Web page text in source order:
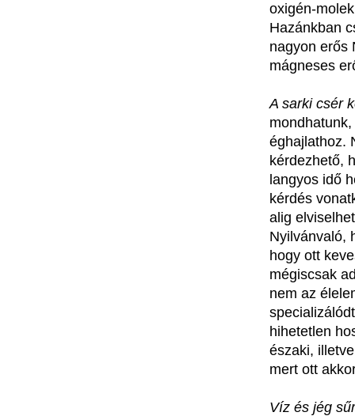
oxigén-
Hazánkban
nagyon erős
mágneses
A sarki csér
mondhatunk,
éghajlathoz.
kérdezhető,
langyos idő
kérdés
alig
Nyilvánvaló,
hogy ott
mégiscsak
nem az
hihetetlen
északi, illetve
mert ott
Víz és jég